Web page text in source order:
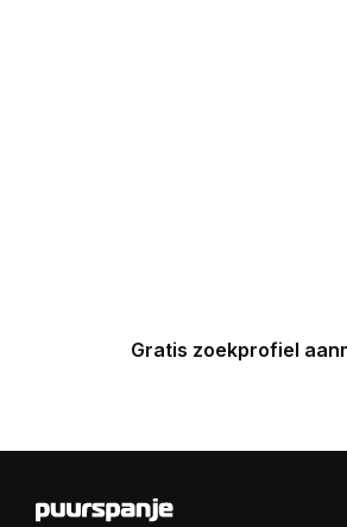
Gratis zoekprofiel